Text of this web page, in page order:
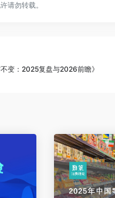
请勿转载。
变：2025复盘与2026前瞻》